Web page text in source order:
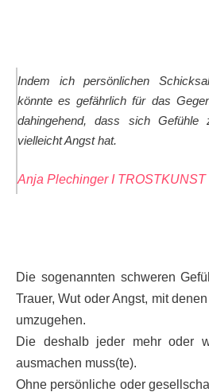
Indem ich persönlichen
könnte es gefährlich für das
dahingehend, dass sich Gefühle
vielleicht Angst hat.
Anja Plechinger I TROSTKUNST
Die sogenannten schweren
Trauer, Wut oder Angst, mit
umzugehen.
Die deshalb jeder mehr oder
ausmachen muss(te).
Ohne persönliche oder